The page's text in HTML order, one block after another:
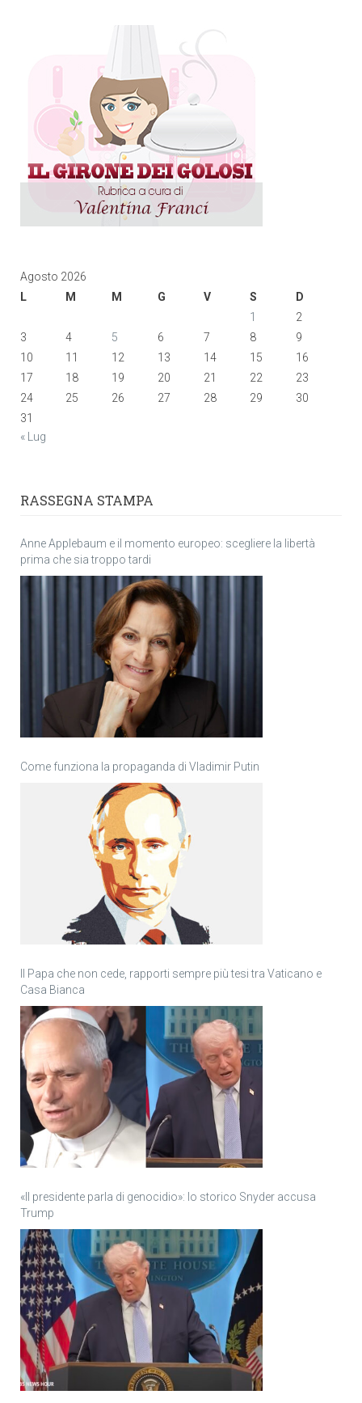
Agosto 2026
L
M M G V S
D
1
2
3
4 5 6 7 8
9
10
11 12 13 14 15
16
17
18 19 20 21 22
23
24
25 26 27 28 29
30
31
« Lug
RASSEGNA STAMPA
Anne Applebaum e il momento europeo: scegliere la libertà
prima che sia troppo tardi
Come funziona la propaganda di Vladimir Putin
Il Papa che non cede, rapporti sempre più tesi tra Vaticano e
Casa Bianca
«Il presidente parla di genocidio»: lo storico Snyder accusa
Trump